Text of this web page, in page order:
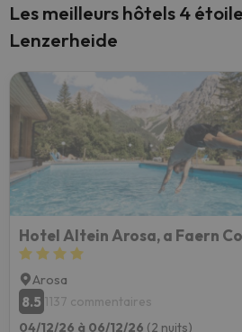
Les meilleurs hôtels 4
Lenzerheide
Arosa
8.5 1137 commentaires
04/12/26 à 06/12/26 (2 nuits)